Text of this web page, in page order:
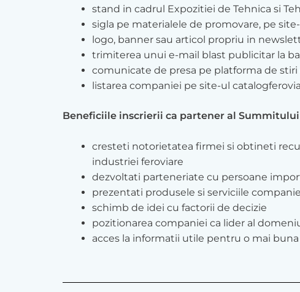
stand in cadrul Expozitiei de Tehnica si
sigla pe materialele de promovare, pe
logo, banner sau articol propriu in
trimiterea unui e-mail blast publicitar la
comunicate de presa pe platforma de stiri
listarea companiei pe site-ul
Beneficiile inscrierii ca partener al
cresteti notorietatea firmei si obtineti
industriei feroviare
dezvoltati parteneriate cu persoane
prezentati produsele si serviciile
schimb de idei cu factorii de decizie
pozitionarea companiei ca lider al
acces la informatii utile pentru o mai